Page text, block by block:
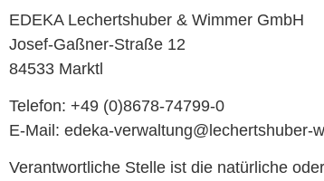
EDEKA Lechertshuber & Wimmer GmbH
Josef-Gaßner-Straße 12
84533 Marktl
Telefon: +49 (0)8678-74799-0
E-Mail: edeka-verwaltung@lechertshuber-
Verantwortliche Stelle ist die natürliche